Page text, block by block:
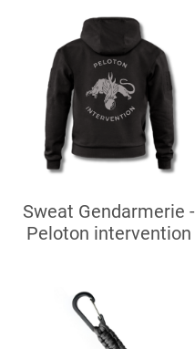
Sweat Gendarmerie -
Peloton intervention